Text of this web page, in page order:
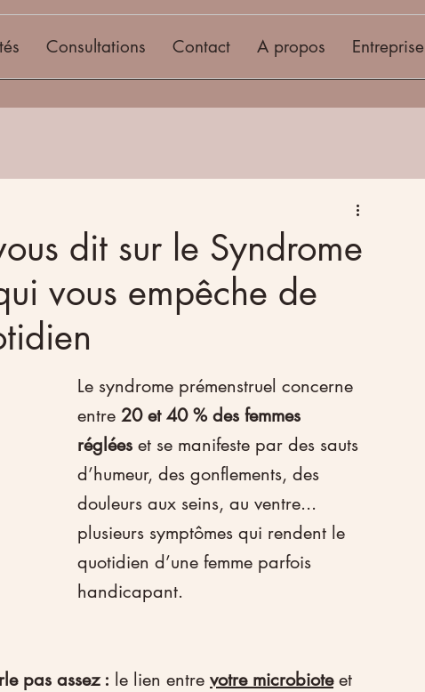
Consultations Contact A propos Entreprise
dit sur le Syndrome
vous empêche de
Le syndrome prémenstruel concerne
entre 20 et 40 % des femmes
réglées et se manifeste par des sauts
d’humeur, des gonflements, des
douleurs aux seins, au ventre...
plusieurs symptômes qui rendent le
quotidien d’une femme parfois
handicapant.
pas assez : le lien entre votre microbiote et